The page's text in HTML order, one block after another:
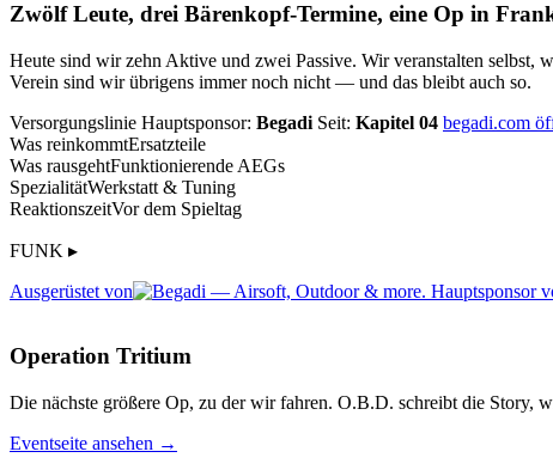
Zwölf Leute, drei Bärenkopf-Termine, eine Op in
Heute sind wir zehn Aktive und zwei Passive. Wir veranstalten selbst,
Verein sind wir übrigens immer noch nicht — und das bleibt auch so.
Versorgungslinie Hauptsponsor: Begadi Seit: Kapitel 04 begadi.com
Was reinkommtErsatzteile
Was rausgehtFunktionierende AEGs
SpezialitätWerkstatt & Tuning
ReaktionszeitVor dem Spieltag
FUNK ▸
Ausgerüstet von
Operation Tritium
Die nächste größere Op, zu der wir fahren. O.B.D. schreibt die Story,
Eventseite ansehen →